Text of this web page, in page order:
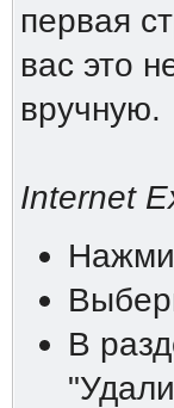
первая
вас это
вручную.
Internet
В